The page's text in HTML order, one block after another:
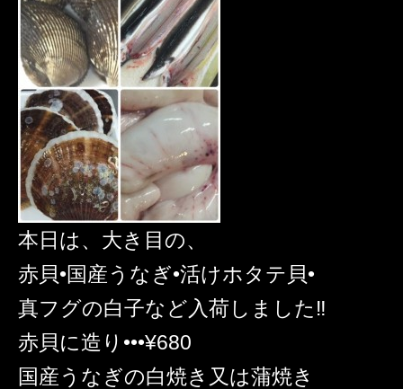
本日は、大き目の、
赤貝•国産うなぎ•活けホタテ貝•
真フグの白子など入荷しました‼️
赤貝に造り•••¥680
国産うなぎの白焼き又は蒲焼き